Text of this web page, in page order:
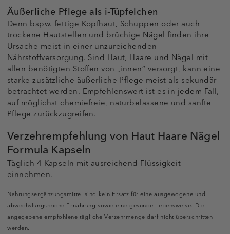
Äußerliche Pflege als i-Tüpfelchen
Denn bspw. fettige Kopfhaut, Schuppen oder auch
trockene Hautstellen und brüchige Nägel finden ihre
Ursache meist in einer unzureichenden
Nährstoffversorgung. Sind Haut, Haare und Nägel mit
allen benötigten Stoffen von „innen“ versorgt, kann eine
starke zusätzliche äußerliche Pflege meist als sekundär
betrachtet werden. Empfehlenswert ist es in jedem Fall,
auf möglichst chemiefreie, naturbelassene und sanfte
Pflege zurückzugreifen.
Verzehrempfehlung von Haut Haare Nägel
Formula Kapseln
Täglich 4 Kapseln mit ausreichend Flüssigkeit
einnehmen.
Nahrungsergänzungsmittel sind kein Ersatz für eine ausgewogene und
abwechslungsreiche Ernährung sowie eine gesunde Lebensweise. Die
angegebene empfohlene tägliche Verzehrmenge darf nicht überschritten
werden.